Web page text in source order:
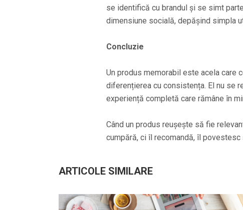
se identifică cu brandul și se simt
dimensiune socială, depășind simpla
Concluzie
Un produs memorabil este acela care
diferențierea cu consistența. El nu se
experiență completă care rămâne în
Când un produs reușește să fie
cumpără, ci îl recomandă, îl
ARTICOLE SIMILARE